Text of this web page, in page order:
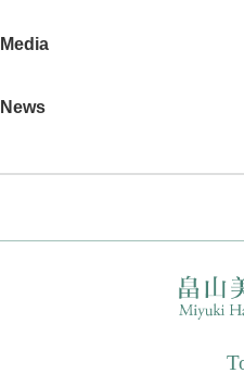
Media
News